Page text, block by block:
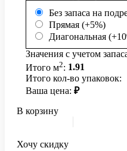
Без запаса на
Прямая (+5%)
Диагональная
Значения с учетом
Итого м2: 1.91
Итого кол-во упаковок:
Ваша цена: ₽
В корзину
Хочу скидку